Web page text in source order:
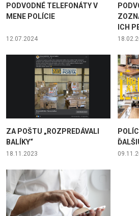
PODVODNÉ TELEFONÁTY V
MENE POLÍCIE
12.07.2024
ICH
ZA POŠTU „ROZPREDÁVALI
BALÍKY“
18.11.2023